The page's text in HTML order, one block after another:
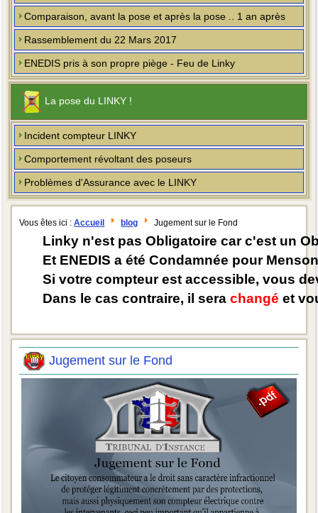
Comparaison, avant la pose et après la pose .. 1 an après
Rassemblement du 22 Mars 2017
ENEDIS pris à son propre piège - Feu de Linky
La pose du LINKY !
Incident compteur LINKY
Comportement révoltant des poseurs
Problèmes d'Assurance avec le LINKY
Vous êtes ici :Accueil blog Jugement sur le Fond
Linky n'est pas Obligatoire car c'est un
Et ENEDIS a été Condamnée pour
Si votre compteur est accessible, vous
Dans le cas contraire, il serachangé et
Jugement sur le Fond